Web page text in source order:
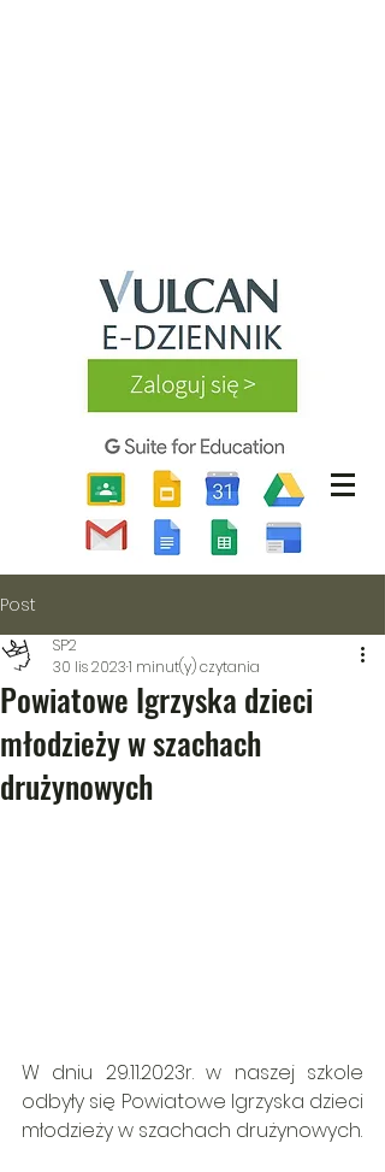
Post
Powiatowe Igrzyska dzieci
młodzieży w szachach
drużynowych
SP2
30 lis 20231 minut(y) czytania
W dniu 29.11.2023r. w naszej szkole
odbyły się Powiatowe Igrzyska dzieci